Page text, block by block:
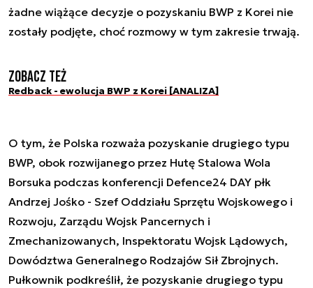
żadne wiążące decyzje o pozyskaniu BWP z Korei nie
zostały podjęte, choć rozmowy w tym zakresie trwają.
Zobacz też
Redback - ewolucja BWP z Korei [ANALIZA]
O tym, że Polska rozważa pozyskanie drugiego typu
BWP, obok rozwijanego przez Hutę Stalowa Wola
Borsuka podczas konferencji Defence24 DAY płk
Andrzej Jośko - Szef Oddziału Sprzętu Wojskowego i
Rozwoju, Zarządu Wojsk Pancernych i
Zmechanizowanych, Inspektoratu Wojsk Lądowych,
Dowództwa Generalnego Rodzajów Sił Zbrojnych.
Pułkownik podkreślił, że pozyskanie drugiego typu